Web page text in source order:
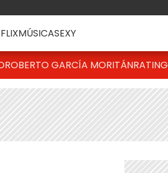
MÚSICASEXY
ROBERTO GARCÍA MORITÁNRATING